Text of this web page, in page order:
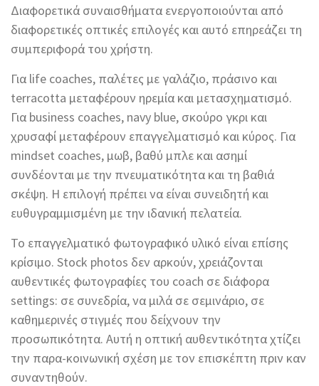
Διαφορετικά συναισθήματα ενεργοποιούνται από
διαφορετικές οπτικές επιλογές και αυτό επηρεάζει τη
συμπεριφορά του χρήστη.
Για life coaches, παλέτες με γαλάζιο, πράσινο και
terracotta μεταφέρουν ηρεμία και μετασχηματισμό.
Για business coaches, navy blue, σκούρο γκρι και
χρυσαφί μεταφέρουν επαγγελματισμό και κύρος. Για
mindset coaches, μωβ, βαθύ μπλε και ασημί
συνδέονται με την πνευματικότητα και τη βαθιά
σκέψη. Η επιλογή πρέπει να είναι συνειδητή και
ευθυγραμμισμένη με την ιδανική πελατεία.
Το επαγγελματικό φωτογραφικό υλικό είναι επίσης
κρίσιμο. Stock photos δεν αρκούν, χρειάζονται
αυθεντικές φωτογραφίες του coach σε διάφορα
settings: σε συνεδρία, να μιλά σε σεμινάριο, σε
καθημερινές στιγμές που δείχνουν την
προσωπικότητα. Αυτή η οπτική αυθεντικότητα χτίζει
την παρα-κοινωνική σχέση με τον επισκέπτη πριν καν
συναντηθούν.